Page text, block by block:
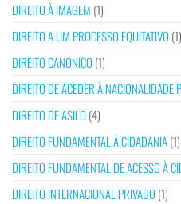
DIREITO À IMAGEM (1)
DIREITO A UM PROCESSO EQUITATIVO (1)
DIREITO CANÓNICO (1)
DIREITO DE ACEDER À NACIONALIDADE
DIREITO DE ASILO (4)
DIREITO FUNDAMENTAL À CIDADANIA(1)
DIREITO FUNDAMENTAL DE ACESSO À
DIREITO INTERNACIONAL PRIVADO (1)